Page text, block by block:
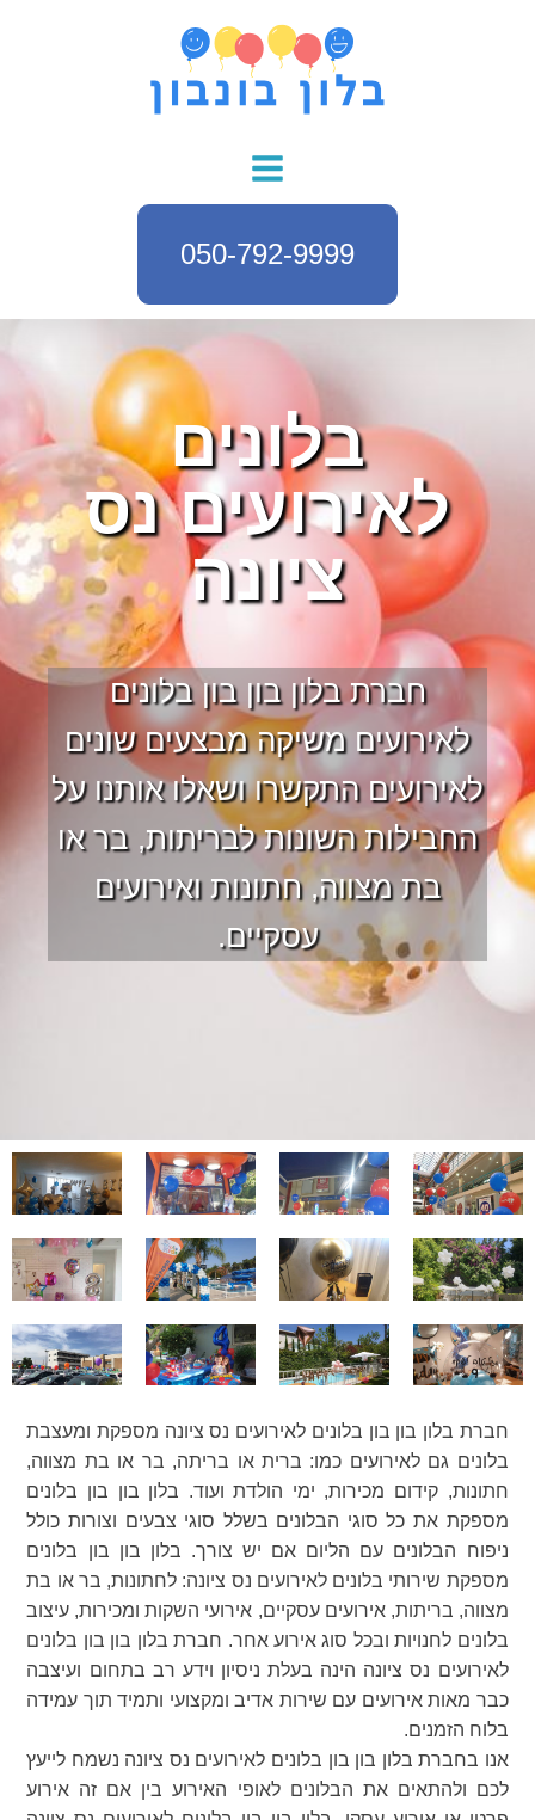
050-792-9999
בלונים
לאירועים נס
ציונה
חברת בלון בון בון בלונים
לאירועים משיקה מבצעים שונים
לאירועים התקשרו ושאלו אותנו על
החבילות השונות לבריתות, בר או
בת מצווה, חתונות ואירועים
עסקיים.
חברת בלון בון בון בלונים לאירועים נס ציונה מספקת ומעצבת
בלונים גם לאירועים כמו: ברית או בריתה, בר או בת מצווה,
חתונות, קידום מכירות, ימי הולדת ועוד. בלון בון בון בלונים
מספקת את כל סוגי הבלונים בשלל סוגי צבעים וצורות כולל
ניפוח הבלונים עם הליום אם יש צורך. בלון בון בון בלונים
מספקת שירותי בלונים לאירועים נס ציונה: לחתונות, בר או בת
מצווה, בריתות, אירועים עסקיים, אירועי השקות ומכירות, עיצוב
בלונים לחנויות ובכל סוג אירוע אחר. חברת בלון בון בון בלונים
לאירועים נס ציונה הינה בעלת ניסיון וידע רב בתחום ועיצבה
כבר מאות אירועים עם שירות אדיב ומקצועי ותמיד תוך עמידה
בלוח הזמנים.
אנו בחברת בלון בון בון בלונים לאירועים נס ציונה נשמח לייעץ
לכם ולהתאים את הבלונים לאופי האירוע בין אם זה אירוע